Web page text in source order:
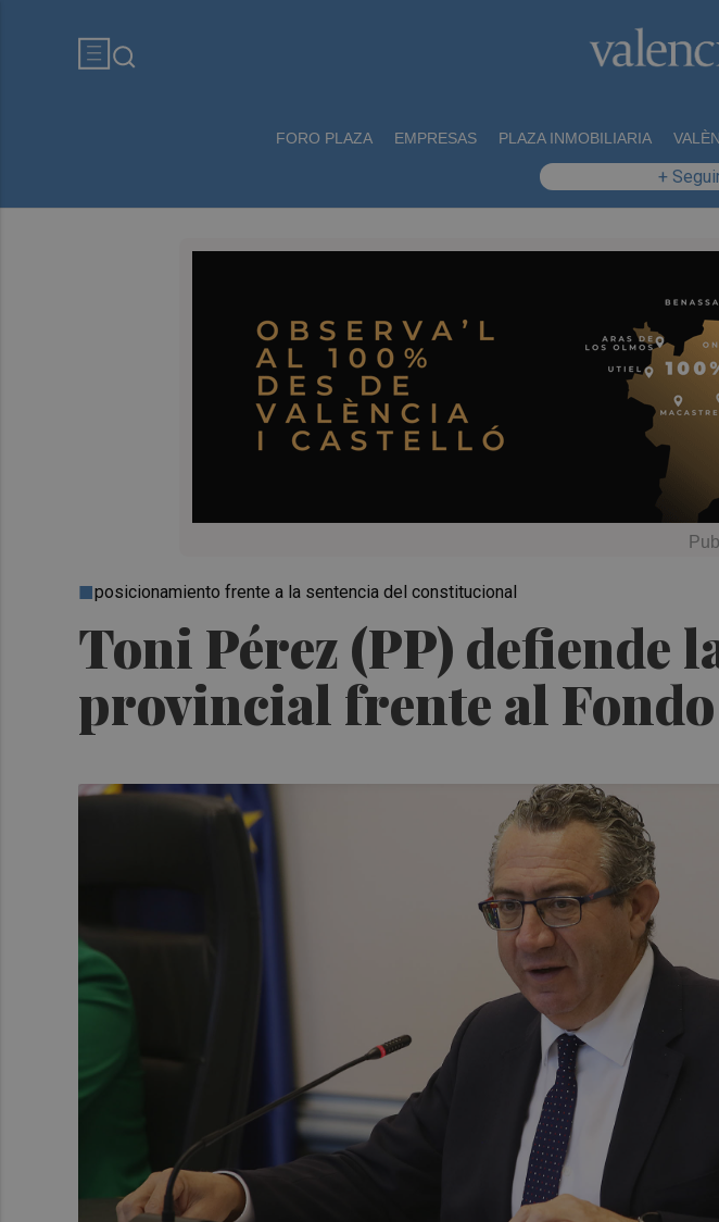
FORO PLAZA EMPRESAS PLAZA INMOBILIARIA
+
Toni Pérez (PP) defiende
provincial frente al
posicionamiento frente a la sentencia del constitucional